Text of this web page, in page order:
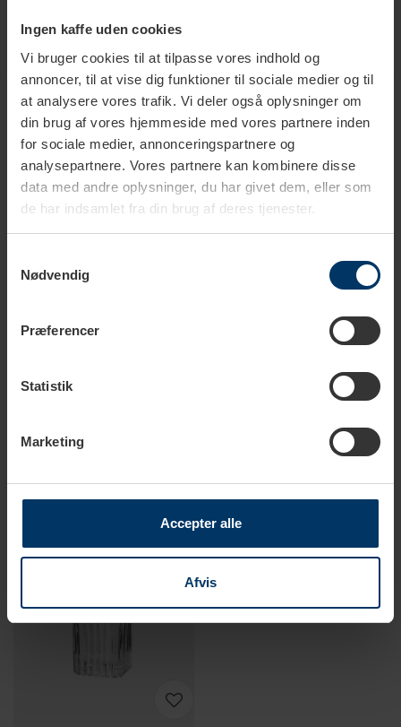
Ingen kaffe uden cookies
Vi bruger cookies til at tilpasse vores indhold og
annoncer, til at vise dig funktioner til sociale medier og til
at analysere vores trafik. Vi deler også oplysninger om
din brug af vores hjemmeside med vores partnere inden
for sociale medier, annonceringspartnere og
analysepartnere. Vores partnere kan kombinere disse
data med andre oplysninger, du har givet dem, eller som
de har indsamlet fra din brug af deres tjenester.
Nødvendig
Præferencer
Statistik
Marketing
Accepter alle
Afvis
Produkter i samme kategori
99,95 DKK
BarCraft Karaffelsæt 0,9 L
499,95 DKK